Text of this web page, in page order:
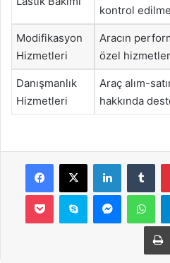
kontrol
Modifikasyon
Hizmetleri
Aracın
özel
Danışmanlık
Hizmetleri
Araç alım-
hakkında
Facebook
X LinkedIn
Pocket Skype Messenger